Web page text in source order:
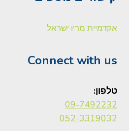
אקדמיית מריו ישראל
Connect with us
טלפון:
09-7492232
052-3319032